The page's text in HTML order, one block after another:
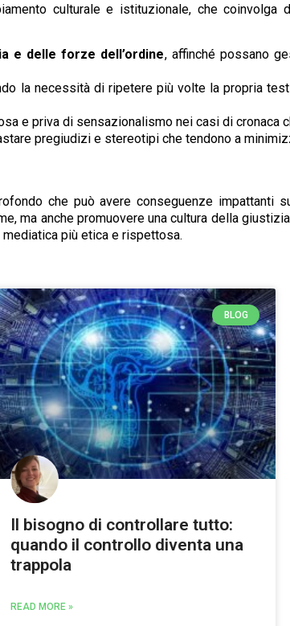
culturale e istituzionale, che
e delle forze dell’ordine, affinché possano
la necessità di ripetere più volte la propria
e priva di sensazionalismo nei casi di cronaca
pregiudizi e stereotipi che tendono a
che può avere conseguenze impattanti
ma anche promuovere una cultura della
più etica e rispettosa.
BLOG
Il bisogno di controllare tutto:
quando il controllo diventa una
trappola
READ MORE »